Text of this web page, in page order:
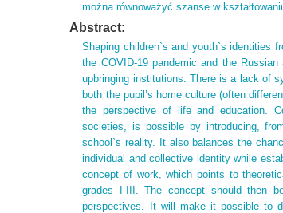
można równoważyć szanse w
Abstract:
Shaping children`s and youth`s identities
the COVID-19 pandemic and the
upbringing institutions. There is a lack of
both the pupil’s home culture (often
the perspective of life and education.
societies, is possible by introducing,
school`s reality. It also balances the
individual and collective identity while
concept of work, which points to
grades I-III. The concept should then
perspectives. It will make it possible to